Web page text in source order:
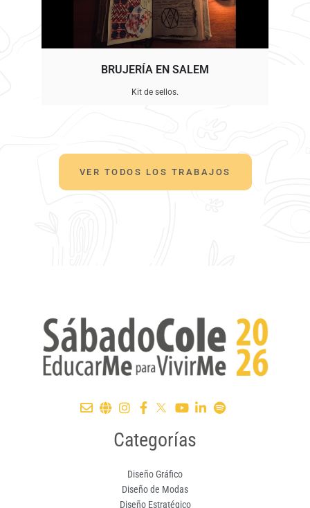
BRUJERÍA EN SALEM
Kit de sellos.
VER TODOS LOS TRABAJOS
Categorías
Diseño Gráfico
Diseño de Modas
Diseño Estratégico